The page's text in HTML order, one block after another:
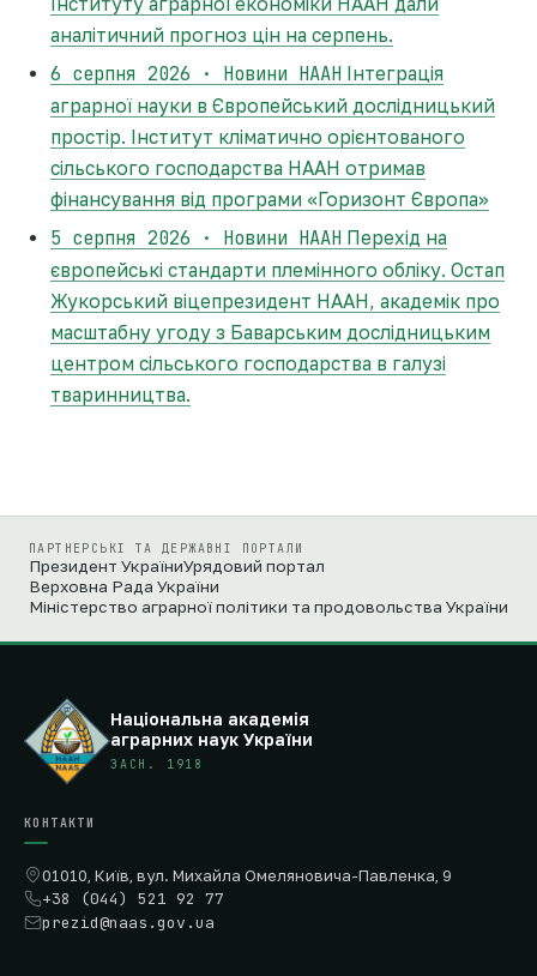
аналітичний прогноз цін на серпень.
6 серпня 2026 · Новини НААН Інтеграція
аграрної науки в Європейський дослідницький
простір. Інститут кліматично орієнтованого
сільського господарства НААН отримав
фінансування від програми «Горизонт Європа»
5 серпня 2026 · Новини НААН Перехід на
європейські стандарти племінного обліку. Остап
Жукорський віцепрезидент НААН, академік про
масштабну угоду з Баварським дослідницьким
центром сільського господарства в галузі
тваринництва.
ПАРТНЕРСЬКІ ТА ДЕРЖАВНІ ПОРТАЛИ
Президент УкраїниУрядовий портал
Верховна Рада України
Міністерство аграрної політики та продовольства України
Національна академія
аграрних наук України
ЗАСН. 1918
КОНТАКТИ
01010, Київ, вул. Михайла Омеляновича-Павленка, 9
+38 (044) 521 92 77
prezid@naas.gov.ua